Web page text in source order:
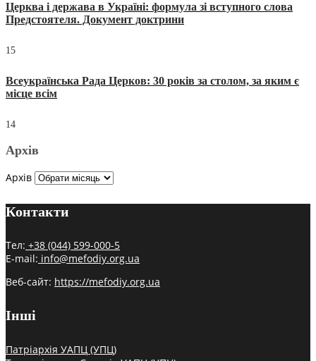
Церква і держава в Україні: формула зі вступного слова
Предстоятеля. Документ доктрини
15
Всеукраїнська Рада Церков: 30 років за столом, за яким є
місце всім
14
Архів
Архів
Контакти
Тел: +38 (044) 599-000-5
E-mail: info@mefodiy.org.ua
Веб-сайт: https://mefodiy.org.ua
Інші
Патріархія УАПЦ (УПЦ)